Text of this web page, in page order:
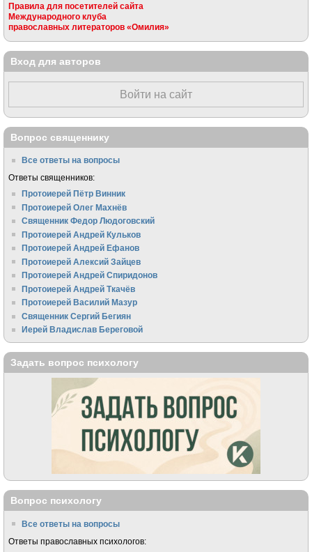
Правила для посетителей сайта
Международного клуба
православных литераторов «Омилия»
Вход для авторов
Войти на сайт
Вопрос священнику
Все ответы на вопросы
Ответы священников:
Протоиерей Пётр Винник
Протоиерей Олег Махнёв
Священник Федор Людоговский
Протоиерей Андрей Кульков
Протоиерей Андрей Ефанов
Протоиерей Алексий Зайцев
Протоиерей Андрей Спиридонов
Протоиерей Андрей Ткачёв
Протоиерей Василий Мазур
Священник Сергий Бегиян
Иерей Владислав Береговой
Задать вопрос психологу
Вопрос психологу
Все ответы на вопросы
Ответы православных психологов: